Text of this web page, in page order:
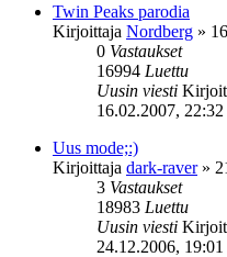
Twin Peaks parodia
Kirjoittaja Nordberg »
0 Vastaukset
16994 Luettu
Uusin viesti
16.02.2007, 22:32
Uus mode;:)
Kirjoittaja dark-raver»
3 Vastaukset
18983 Luettu
Uusin viesti
24.12.2006, 19:01